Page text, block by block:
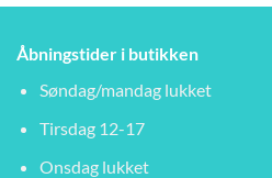
Åbningstider i butikken
Søndag/mandag lukket
Tirsdag 12-17
Onsdag lukket